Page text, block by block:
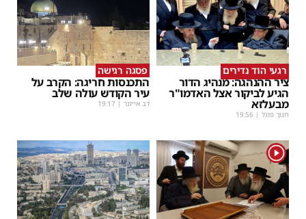
רגעי הוד נדירים
ציר ההנהגה: מנהיג הדור
הגיע לביקור אצל האדמו"ר
מבעלזא
חנוך פוגל |
19:56
פסגה רגישה
התכנסות חריגה: הקרב על
עיר הקודש עולה שלב
דב אייזנר |
19:17
1